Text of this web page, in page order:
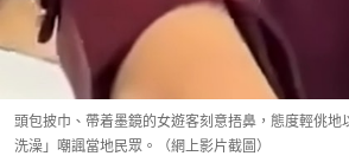
頭包披巾、帶着墨鏡的女遊客刻意捂鼻，態度輕佻地
洗澡」嘲諷當地民眾。（網上影片截圖）